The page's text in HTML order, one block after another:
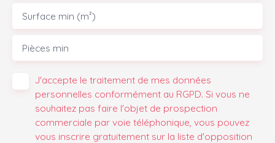
Surface min (m²)
Pièces min
J'accepte le traitement de mes données
personnelles conformément au RGPD. Si vous ne
souhaitez pas faire l'objet de prospection
commerciale par voie téléphonique, vous pouvez
vous inscrire gratuitement sur la liste d'opposition